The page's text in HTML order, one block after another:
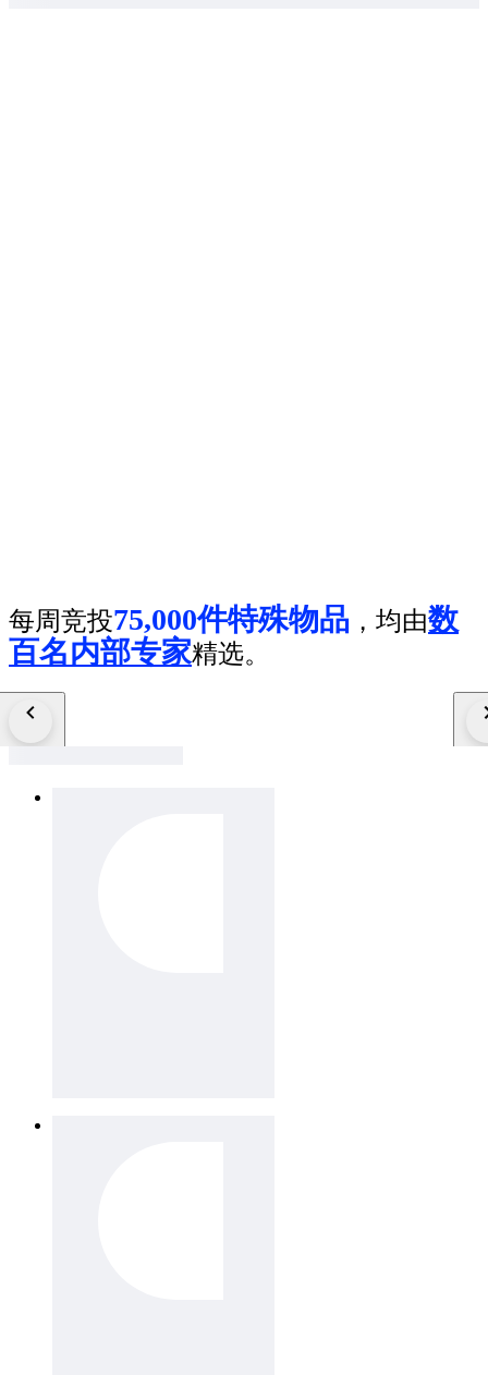
每周竞投75,000件特殊物品 ，均由数
百名内部专家精选。